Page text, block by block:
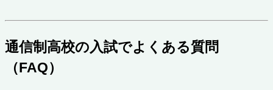
通信制高校の入試でよくある質問
（FAQ）